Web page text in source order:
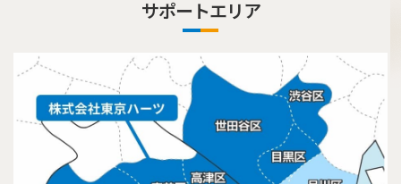
サポートエリア